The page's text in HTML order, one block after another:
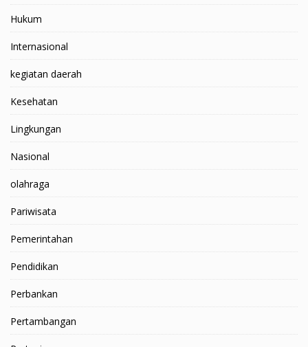
Hukum
Internasional
kegiatan daerah
Kesehatan
Lingkungan
Nasional
olahraga
Pariwisata
Pemerintahan
Pendidikan
Perbankan
Pertambangan